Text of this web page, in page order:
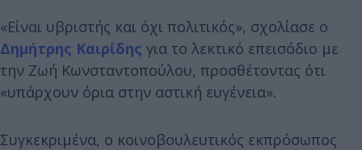
«Είναι υβριστής και όχι πολιτικός», σχολίασε ο
Δημήτρης Καιρίδης για το λεκτικό επεισόδιο με
την Ζωή Κωνσταντοπούλου, προσθέτοντας ότι
«υπάρχουν όρια στην αστική ευγένεια».
Συγκεκριμένα, ο κοινοβουλευτικός εκπρόσωπος